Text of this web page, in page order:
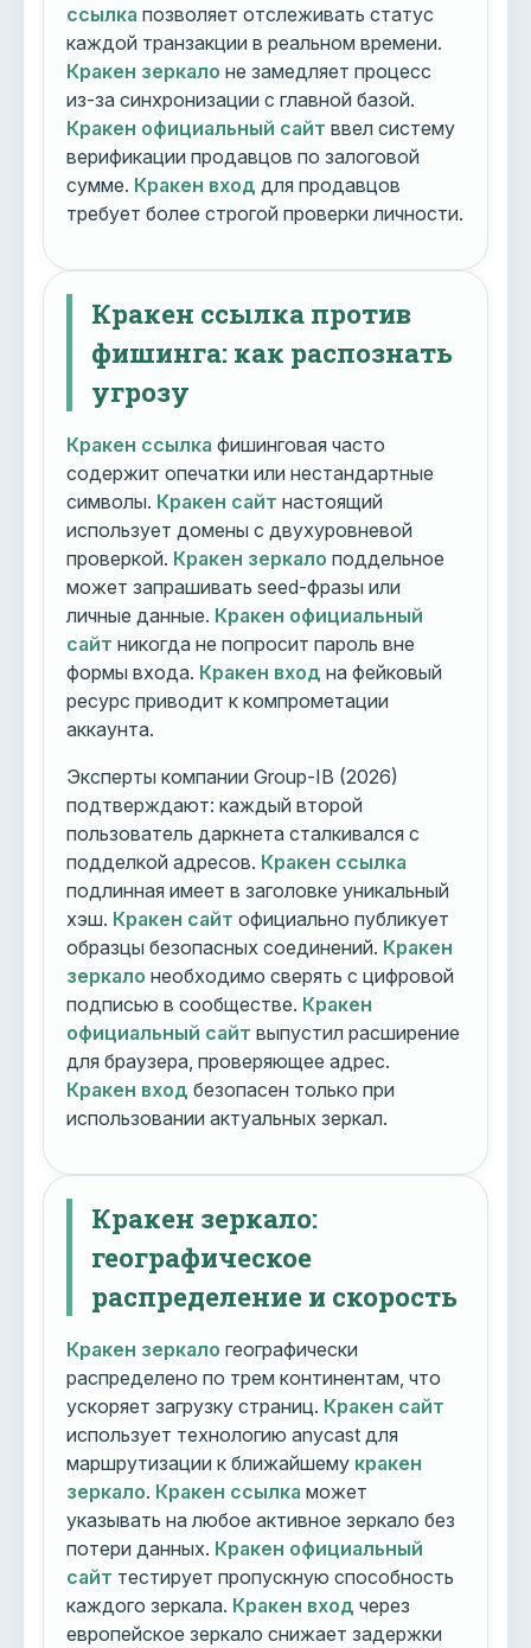
ссылка позволяет отслеживать статус
каждой транзакции в реальном времени.
Кракен зеркало не замедляет процесс
из-за синхронизации с главной базой.
Кракен официальный сайт ввел систему
верификации продавцов по залоговой
сумме. Кракен вход для продавцов
требует более строгой проверки личности.
Кракен ссылка против
фишинга: как распознать
угрозу
Кракен ссылка фишинговая часто
содержит опечатки или нестандартные
символы. Кракен сайт настоящий
использует домены с двухуровневой
проверкой. Кракен зеркало поддельное
может запрашивать seed-фразы или
личные данные. Кракен официальный
сайт никогда не попросит пароль вне
формы входа. Кракен вход на фейковый
ресурс приводит к компрометации
аккаунта.
Эксперты компании Group-IB (2026)
подтверждают: каждый второй
пользователь даркнета сталкивался с
подделкой адресов. Кракен ссылка
подлинная имеет в заголовке уникальный
хэш. Кракен сайт официально публикует
образцы безопасных соединений. Кракен
зеркало необходимо сверять с цифровой
подписью в сообществе. Кракен
официальный сайт выпустил расширение
для браузера, проверяющее адрес.
Кракен вход безопасен только при
использовании актуальных зеркал.
Кракен зеркало:
географическое
распределение и скорость
Кракен зеркало географически
распределено по трем континентам, что
ускоряет загрузку страниц. Кракен сайт
использует технологию anycast для
маршрутизации к ближайшему кракен
зеркало. Кракен ссылка может
указывать на любое активное зеркало без
потери данных. Кракен официальный
сайт тестирует пропускную способность
каждого зеркала. Кракен вход через
европейское зеркало снижает задержки